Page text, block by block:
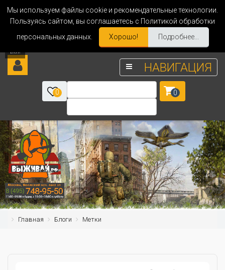
Мы используем файлы cookie и рекомендательные технологии.
Пользуясь сайтом, вы соглашаетесь с Политикой обработки
персональных данных.
Хорошо! Подробнее...
НАВИГАЦИЯ
0 0
Главная Блоги Метки